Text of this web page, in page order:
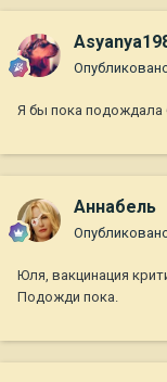
Я бы пока подождала
Aннaбель
Юля, вакцинация
Подожди пока.